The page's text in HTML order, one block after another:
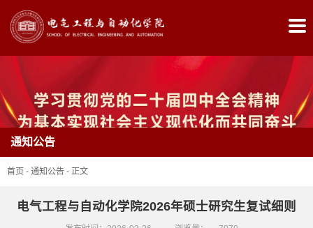
首
页
院
概
况
通知公告
首页 - 通知公告 - 正文
电气工程与自动化学院2026年硕士研究生复试细则